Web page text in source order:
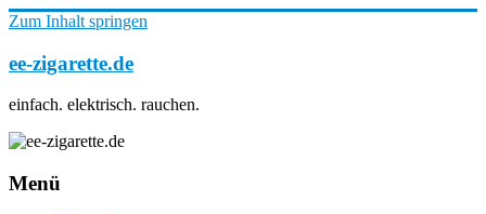
Zum Inhalt springen
ee-zigarette.de
einfach. elektrisch. rauchen.
Menü